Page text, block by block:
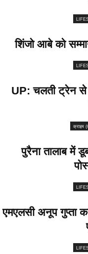
शिंजो आबे को
UP: चलती ट्रेन से
क्राइम
पुरैना तालाब में
एमएलसी अनूप गुप्ता